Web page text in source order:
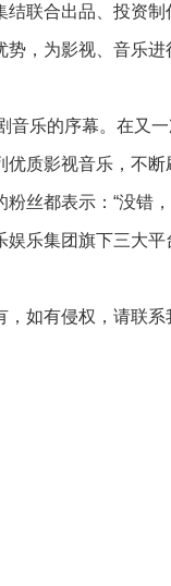
联合出品、投资
，为影视、音乐
乐的序幕。在又一
质影视音乐，不断
都表示：“没错
乐集团旗下三大
如有侵权，请联系